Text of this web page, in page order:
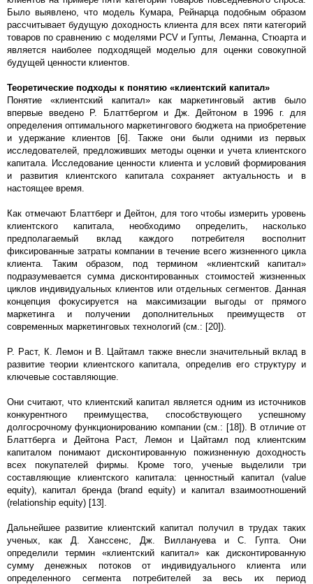
Было выявлено, что модель Кумара, Рейнарца подобным образом
рассчитывает будущую доходность клиента для всех пяти категорий
товаров по сравнению с моделями PCV и Гупты, Леманна, Стюарта и
является наиболее подходящей моделью для оценки совокупной
будущей ценности клиентов.
Теоретические подходы к понятию «клиентский капитал»
Понятие «клиентский капитал» как маркетинговый актив было
впервые введено Р. Блаттбергом и Дж. Дейтоном в 1996 г. для
определения оптимального маркетингового бюджета на приобретение
и удержание клиентов [6]. Также они были одними из первых
исследователей, предложивших методы оценки и учета клиентского
капитала. Исследование ценности клиента и условий формирования
и развития клиентского капитала сохраняет актуальность и в
настоящее время.
Как отмечают Блаттберг и Дейтон, для того чтобы измерить уровень
клиентского капитала, необходимо определить, насколько
предполагаемый вклад каждого потребителя восполнит
фиксированные затраты компании в течение всего жизненного цикла
клиента. Таким образом, под термином «клиентский капитал»
подразумевается сумма дисконтированных стоимостей жизненных
циклов индивидуальных клиентов или отдельных сегментов. Данная
концепция фокусируется на максимизации выгоды от прямого
маркетинга и получении дополнительных преимуществ от
современных маркетинговых технологий (см.: [20]).
Р. Раст, К. Лемон и В. Цайтамл также внесли значительный вклад в
развитие теории клиентского капитала, определив его структуру и
ключевые составляющие.
Они считают, что клиентский капитал является одним из источников
конкурентного преимущества, способствующего успешному
долгосрочному функционированию компании (см.: [18]). В отличие от
Блаттберга и Дейтона Раст, Лемон и Цайтамл под клиентским
капиталом понимают дисконтированную пожизненную доходность
всех покупателей фирмы. Кроме того, ученые выделили три
составляющие клиентского капитала: ценностный капитал (value
equity), капитал бренда (brand equity) и капитал взаимоотношений
(relationship equity) [13].
Дальнейшее развитие клиентский капитал получил в трудах таких
ученых, как Д. Ханссенс, Дж. Виллануева и С. Гупта. Они
определили термин «клиентский капитал» как дисконтированную
сумму денежных потоков от индивидуального клиента или
определенного сегмента потребителей за весь их период